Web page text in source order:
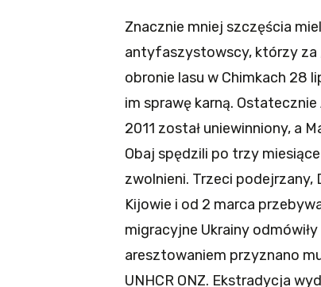
Znacznie mniej szczęścia
antyfaszystowscy, którzy za
obronie lasu w Chimkach 28
im sprawę karną.
2011 został uniewinniony, a
Obaj spędzili po trzy
zwolnieni. Trzeci podejrzany,
Kijowie i od 2 marca
migracyjne Ukrainy
aresztowaniem przyznano
UNHCR ONZ. Ekstradycja